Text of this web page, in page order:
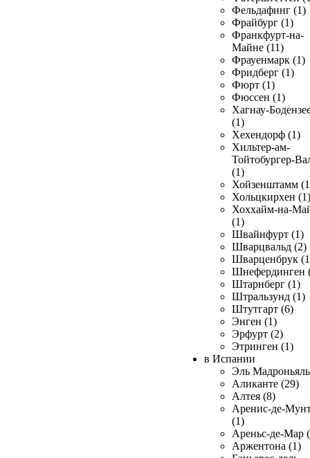
Фельдафинг (1)
Фрайбург (1)
Франкфурт-на-
Майне (11)
Фрауенмарк (1)
Фридберг (1)
Фюрт (1)
Фюссен (1)
Хагнау-
(1)
Хехендорф (1)
Хильтер-ам-
Тойтобургер-
(1)
Хойзенштамм
Хольцкирхен (1)
Хоххайм-на-
(1)
Швайнфурт (1)
Шварцвальд (2)
Шварценбрук
Шнефердинген
Штарнберг (1)
Штральзунд (1)
Штутгарт (6)
Энген (1)
Эрфурт (2)
Этринген (1)
в Испании
Эль
Аликанте (29)
Алтея (8)
Аренис-де-
(1)
Ареньс-де-Мар
Аржентона (1)